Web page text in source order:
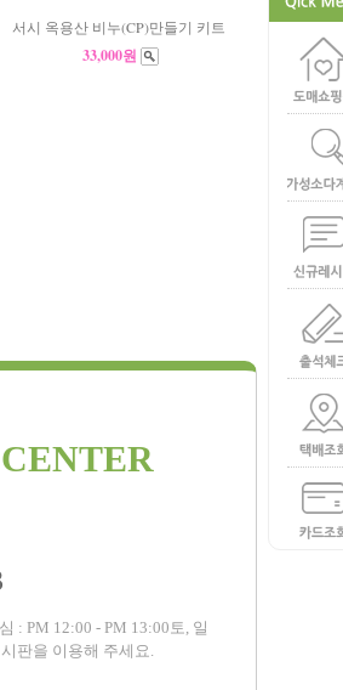
서시 옥용산 비누(CP)만들기 키트
33,000원
: PM 12:00 - PM 13:00토, 일
판을 이용해 주세요.